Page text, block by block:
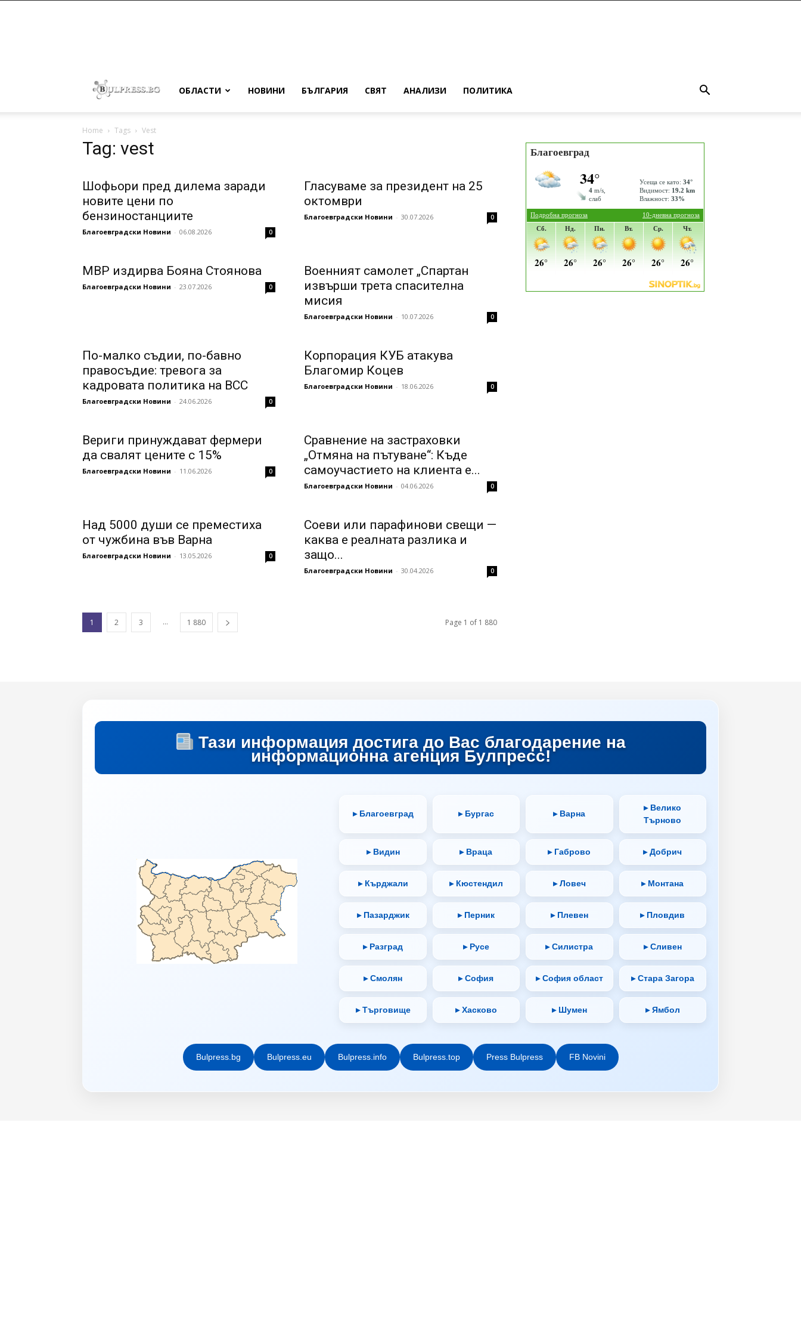
ОБЛАСТИ НОВИНИ БЪЛГАРИЯ СВЯТ АНАЛИЗИ ПОЛИТИКА
Home Tags Vest
Tag: vest
Шофьори пред дилема заради
новите цени по
бензиностанциите
Благоевградски Новини - 06.08.2026 0
Гласуваме за президент на 25
октомври
Благоевградски Новини - 30.07.2026 0
МВР издирва Бояна Стоянова
Благоевградски Новини - 23.07.2026 0
Военният самолет „Спартан
извърши трета спасителна
мисия
Благоевградски Новини - 10.07.2026 0
По-малко съдии, по-бавно
правосъдие: тревога за
кадровата политика на ВСС
Благоевградски Новини - 24.06.2026 0
Корпорация КУБ атакува
Благомир Коцев
Благоевградски Новини - 18.06.2026 0
Вериги принуждават фермери
да свалят цените с 15%
Благоевградски Новини - 11.06.2026 0
Сравнение на застраховки
„Отмяна на пътуване“: Къде
самоучастието на клиента е...
Благоевградски Новини - 04.06.2026 0
Над 5000 души се преместиха
от чужбина във Варна
Благоевградски Новини - 13.05.2026 0
Соеви или парафинови свещи —
каква е реалната разлика и
защо...
Благоевградски Новини - 30.04.2026 0
1 2 3 ... 1 880 Page 1 of 1 880
Тази информация достига до Вас благодарение на
информационна агенция Булпресс!
▸ Благоевград ▸ Бургас ▸ Варна
▸ Велико
Търново
▸ Видин ▸ Враца ▸ Габрово ▸ Добрич
▸ Кърджали ▸ Кюстендил ▸ Ловеч ▸ Монтана
▸ Пазарджик ▸ Перник ▸ Плевен ▸ Пловдив
▸ Разград ▸ Русе ▸ Силистра ▸ Сливен
▸ Смолян ▸ София ▸ София област ▸ Стара Загора
▸ Търговище ▸ Хасково ▸ Шумен ▸ Ямбол
Bulpress.bg Bulpress.eu Bulpress.info Bulpress.top Press Bulpress FB Novini